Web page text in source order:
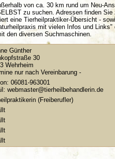
von ca. 30 km rund um Neu-
zu suchen. Adressen finden
eine Tierheilpraktiker-Übersicht -
mit vielen Infos und Links"
den diversen Suchmaschinen.
Günther
30
Wehrheim
nur nach Vereinbarung -
06081-963001
webmaster@tierheilbehandlerin.de
(Freiberufler)